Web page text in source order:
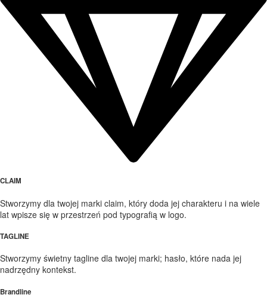
CLAIM
Stworzymy dla twojej marki claim, który doda jej charakteru i na wiele
lat wpisze się w przestrzeń pod typografią w logo.
TAGLINE
Stworzymy świetny tagline dla twojej marki; hasło, które nada jej
nadrzędny kontekst.
Brandline